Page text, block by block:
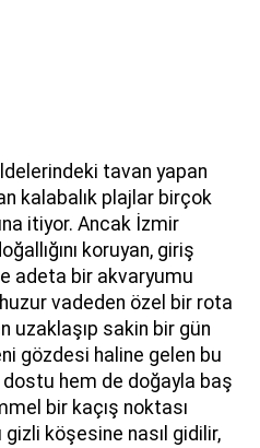
tavan yapan
kalabalık plajlar birçok
itiyor. Ancak İzmir
koruyan, giriş
adeta bir akvaryumu
vadeden özel bir rota
uzaklaşıp sakin bir gün
gözdesi haline gelen bu
hem de doğayla baş
bir kaçış noktası
köşesine nasıl gidilir,